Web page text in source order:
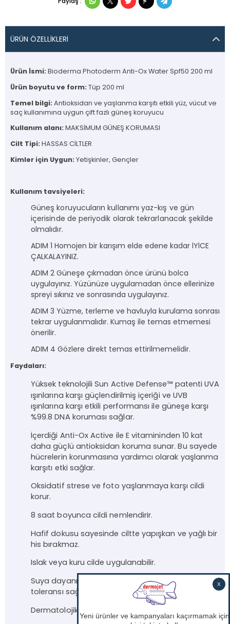
ÜRÜN ÖZELLIKLERI
Ürün İsmi: Bioderma Photoderm Anti-Ox Water Spf50 200 ml
Ürün boyutu ve form: Tüp 200 ml
Temel bilgi: Antioksidan ve yaşlanma karşıtı etkili yüz, vücut ve
saç kullanımına uygun çift fazlı güneş koruyucu
Kullanım alanı: MAKSİMUM GÜNEŞ KORUMASI
Cilt Tipi: HASSAS CİLTLER
Kimler için Uygun: Yetişkinler, Gençler
Kullanım tavsiyeleri:
Güneş koruyucuların kullanımı yaz-kış ve gün
içerisinde de periyodik olarak tekrarlanacak şekilde
olmalıdır.
ADIM 1 Homojen bir karışım elde edene kadar İYİCE
ÇALKALAYINIZ.
ADIM 2 Güneşe çıkmadan önce ürünü bolca
uygulayınız. Yüzünüze uygulamadan önce ellerinize
spreyi sıkınız ve sonrasında uygulayınız.
ADIM 3 Yüzme, terleme ve havluyla kurulama sonrası
tekrar uygulanmalıdır. Kumaş ile temas etmemesi
önerilir.
ADIM 4 Gözlere direkt temas ettirilmemelidir.
Faydaları:
Yüksek teknolojili Sun Active Defense™ patenti UVA
ışınlarına karşı güçlendirilmiş içeriği ve UVB
ışınlarına karşı etkili performansı ile güneşe karşı
%99.8 DNA koruması sağlar.
İçerdiği Anti-Ox Active ile E vitamininden 10 kat
daha güçlü antioksidan koruma sunar. Bu sayede
hücrelerin korunmasına yardımcı olarak yaşlanma
karşıtı etki sağlar.
Oksidatif strese ve foto yaşlanmaya karşı cildi
korur.
8 saat boyunca cildi nemlendirir.
Hafif dokusu sayesinde ciltte yapışkan ve yağlı bir
his bırakmaz.
Islak veya kuru cilde uygulanabilir.
Suya dayanıklıdır. Çok yüksek cilt ve göz çevresi
toleransı sağlar.
Dermatolojik olarak test edilmiştir.